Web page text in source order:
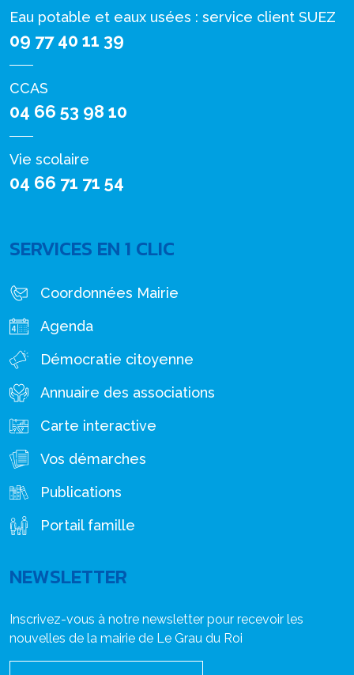
Eau potable et eaux usées : service client SUEZ
09 77 40 11 39
CCAS
04 66 53 98 10
Vie scolaire
04 66 71 71 54
SERVICES EN 1 CLIC
Coordonnées Mairie
Agenda
Démocratie citoyenne
Annuaire des associations
Carte interactive
Vos démarches
Publications
Portail famille
NEWSLETTER
Inscrivez-vous à notre newsletter pour recevoir les
nouvelles de la mairie de Le Grau du Roi